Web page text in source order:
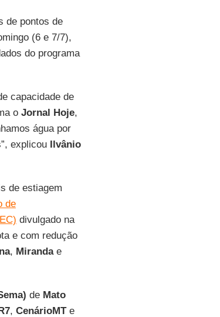
de pontos de
(6 e 7/7),
do programa
capacidade de
o Jornal Hoje,
água por
explicou Ilvânio
de estiagem
de
divulgado na
e com redução
, Mirandae
de Mato
, CenárioMTe